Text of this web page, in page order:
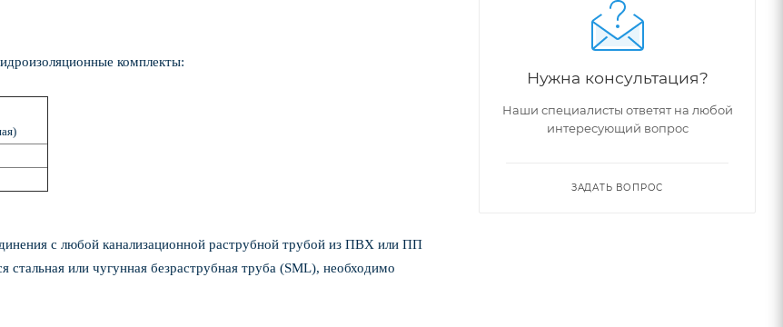
комплекты:
с любой канализационной раструбной трубой из ПВХ или ПП
или чугунная безраструбная труба (SML), необходимо
Нужна консультация?
Наши специалисты ответят на любой
интересующий вопрос
ЗАДАТЬ ВОПРОС